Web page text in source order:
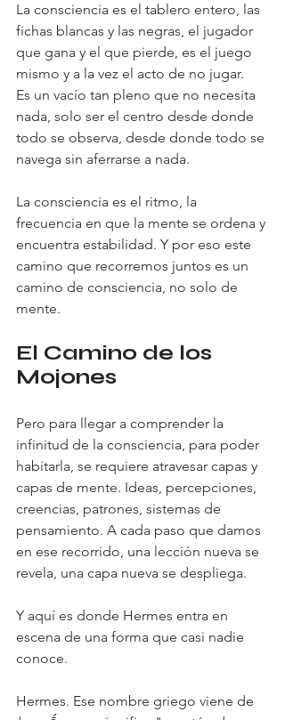
La consciencia es el tablero entero, las
fichas blancas y las negras, el jugador
que gana y el que pierde, es el juego
mismo y a la vez el acto de no jugar.
Es un vacío tan pleno que no necesita
nada, solo ser el centro desde donde
todo se observa, desde donde todo se
navega sin aferrarse a nada.
La consciencia es el ritmo, la
frecuencia en que la mente se ordena y
encuentra estabilidad. Y por eso este
camino que recorremos juntos es un
camino de consciencia, no solo de
mente.
El Camino de los
Mojones
Pero para llegar a comprender la
infinitud de la consciencia, para poder
habitarla, se requiere atravesar capas y
capas de mente. Ideas, percepciones,
creencias, patrones, sistemas de
pensamiento. A cada paso que damos
en ese recorrido, una lección nueva se
revela, una capa nueva se despliega.
Y aquí es donde Hermes entra en
escena de una forma que casi nadie
conoce.
Hermes. Ese nombre griego viene de